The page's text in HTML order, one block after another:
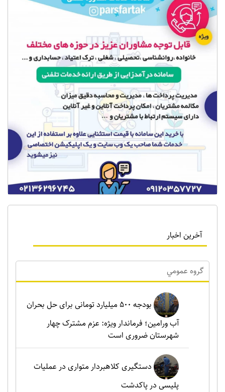
آخرین اخبار
گروه عمومي
بودجه ۵۰۰ میلیارد تومانی برای حل بحران
آب ورامین؛ فرماندار ویژه: عزم مشترک چهار
شهرستان ضروری است
دستگیری کلاهبردار متواری در عملیات
پلیسی در پاکدشت